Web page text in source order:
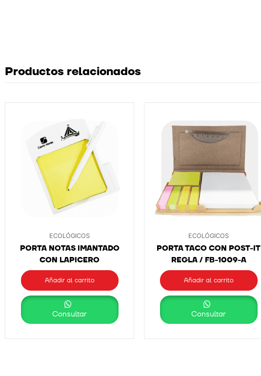
Productos relacionados
ECOLÓGICOS
PORTA NOTAS IMANTADO
CON LAPICERO
Añadir al carrito
Consultar
ECOLÓGICOS
PORTA TACO CON POST-IT
REGLA / FB-1009-A
Añadir al carrito
Consultar